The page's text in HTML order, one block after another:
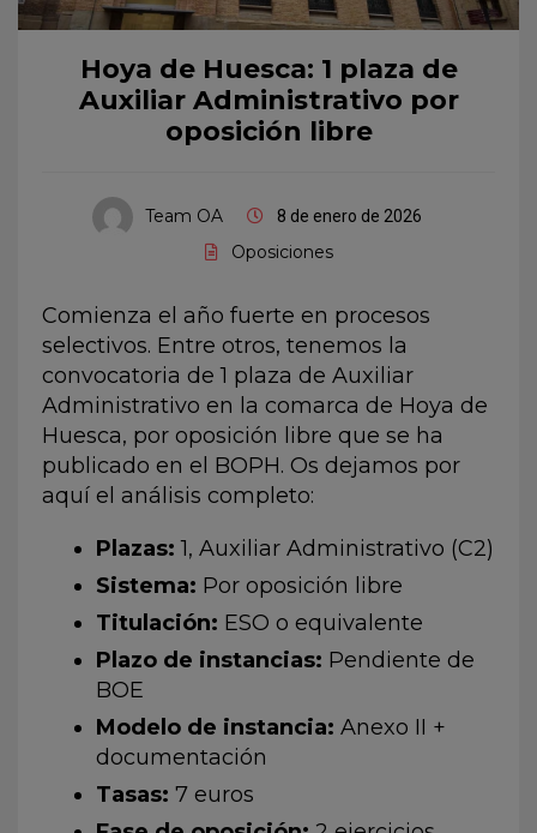
Hoya de Huesca: 1 plaza de
Auxiliar Administrativo por
oposición libre
Team OA 8 de enero de 2026
Oposiciones
Comienza el año fuerte en procesos
selectivos. Entre otros, tenemos la
convocatoria de 1 plaza de Auxiliar
Administrativo en la comarca de Hoya de
Huesca, por oposición libre que se ha
publicado en el BOPH. Os dejamos por
aquí el análisis completo:
Plazas:1, Auxiliar Administrativo (C2)
Sistema: Por oposición libre
Titulación: ESO o equivalente
Plazo de instancias: Pendiente de
BOE
Modelo de instancia: Anexo II +
documentación
Tasas: 7 euros